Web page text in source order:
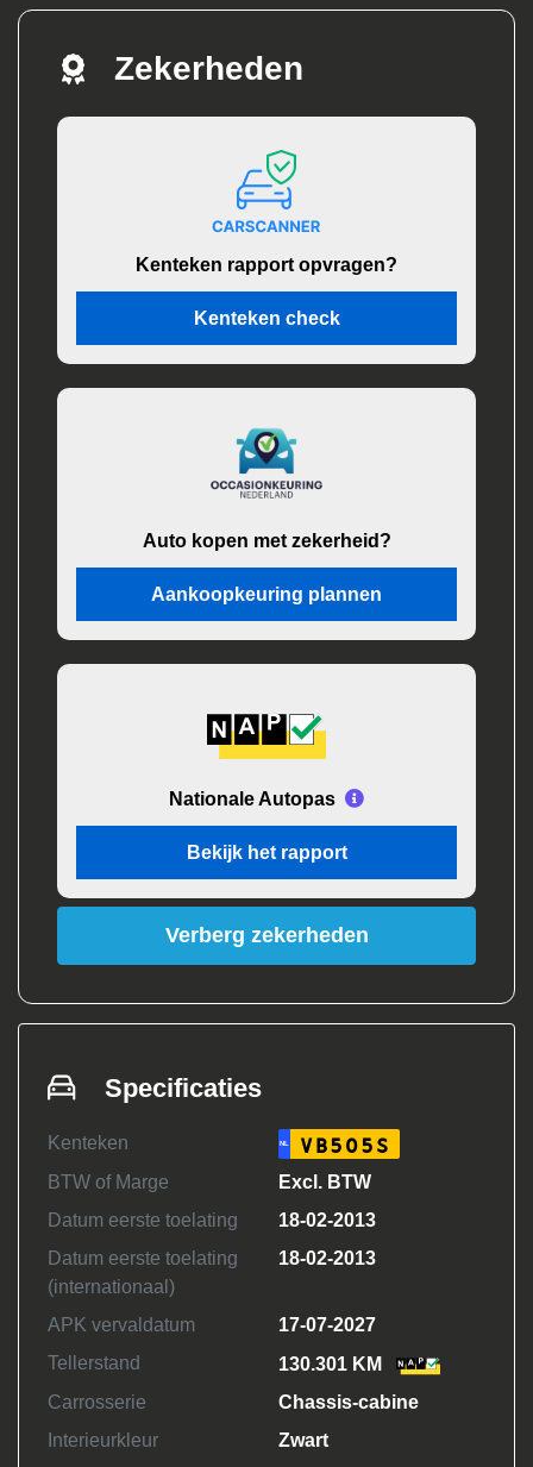
Zekerheden
Kenteken rapport opvragen?
Kenteken check
Auto kopen met zekerheid?
Aankoopkeuring plannen
Nationale Autopas
Bekijk het rapport
Verberg zekerheden
Specificaties
Kenteken NL VB505S
BTW of Marge
Excl. BTW
Datum eerste toelating
18-02-2013
Datum eerste toelating
(internationaal)
18-02-2013
APK vervaldatum
17-07-2027
Tellerstand
130.301 KM
Carrosserie
Chassis-cabine
Interieurkleur
Zwart